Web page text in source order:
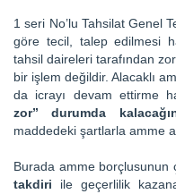
1 seri No’lu Tahsilat Genel
göre tecil, talep edilmesi
tahsil daireleri tarafından
bir işlem değildir. Alacaklı
da icrayı devam ettirme
zor” durumda
maddedeki şartlarla amme
Burada amme
takdiri ile geçerlilik